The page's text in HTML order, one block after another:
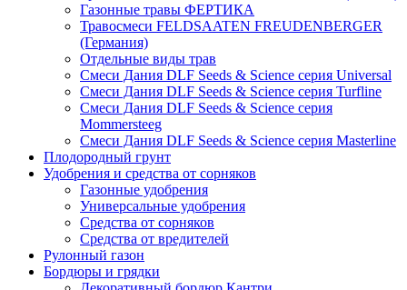
Газонные травы ФЕРТИКА
Травосмеси FELDSAATEN FREUDENBERGER
(Германия)
Отдельные виды трав
Смеси Дания DLF Seeds & Sciеnce серия Universal
Смеси Дания DLF Seeds & Sciеnce серия Turfline
Смеси Дания DLF Seeds & Sciеnce серия
Mommersteeg
Смеси Дания DLF Seeds & Sciеnce серия Masterline
Плодородный грунт
Удобрения и средства от сорняков
Газонные удобрения
Универсальные удобрения
Средства от сорняков
Средства от вредителей
Рулонный газон
Бордюры и грядки